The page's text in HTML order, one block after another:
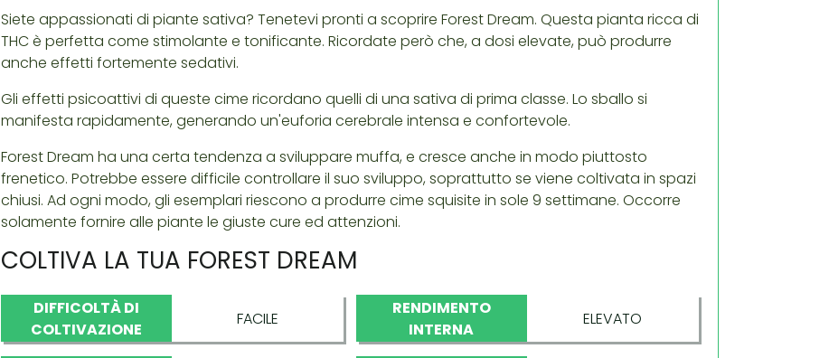
Siete appassionati di piante sativa? Tenetevi pronti a scoprire Forest Dream. Questa pianta ricca di
THC è perfetta come stimolante e tonificante. Ricordate però che, a dosi elevate, può produrre
anche effetti fortemente sedativi.
Gli effetti psicoattivi di queste cime ricordano quelli di una sativa di prima classe. Lo sballo si
manifesta rapidamente, generando un'euforia cerebrale intensa e confortevole.
Forest Dream ha una certa tendenza a sviluppare muffa, e cresce anche in modo piuttosto
frenetico. Potrebbe essere difficile controllare il suo sviluppo, soprattutto se viene coltivata in spazi
chiusi. Ad ogni modo, gli esemplari riescono a produrre cime squisite in sole 9 settimane. Occorre
solamente fornire alle piante le giuste cure ed attenzioni.
COLTIVA LA TUA FOREST DREAM
DIFFICOLTÀ DI
COLTIVAZIONE
FACILE
RENDIMENTO
INTERNA
ELEVATO